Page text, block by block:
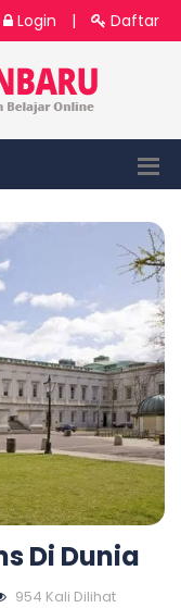
Login | Daftar
Di Dunia
954 Kali Dilihat